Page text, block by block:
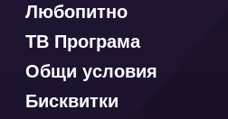
Любопитно
ТВ Програма
Общи условия
Бисквитки